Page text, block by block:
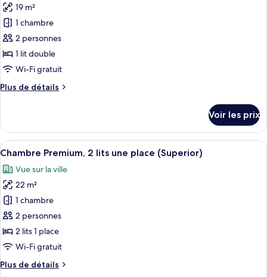
photos
pour
ce
type
de
chambre :
Chambre
lit
double
19 m²
1 chambre
2 personnes
1 lit double
Wi-Fi gratuit
Plus de détails
Plus
le
type
de
Chambre
Standard,
lit
double
Voir les prix
Afficher
toutes
les
photos
pour
ce
type
de
chambre :
Chambre
Une chambre d’hôtel avec deux
8
Chambre Premium, 2 lits une place (Superior)
Vue sur la ville
22 m²
1 chambre
2 personnes
2 lits 1 place
Wi-Fi gratuit
Plus de détails
Plus